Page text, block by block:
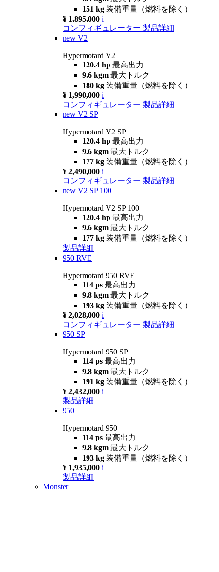
151 kg 装備重量（燃料を除く）
¥ 1,895,000 i
コンフィギュレーター 製品詳細
new V2
Hypermotard V2
120.4 hp 最高出力
9.6 kgm 最大トルク
180 kg 装備重量（燃料を除く）
¥ 1,990,000 i
コンフィギュレーター 製品詳細
new V2 SP
Hypermotard V2 SP
120.4 hp 最高出力
9.6 kgm 最大トルク
177 kg 装備重量（燃料を除く）
¥ 2,490,000 i
コンフィギュレーター 製品詳細
new V2 SP 100
Hypermotard V2 SP 100
120.4 hp 最高出力
9.6 kgm 最大トルク
177 kg 装備重量（燃料を除く）
製品詳細
950 RVE
Hypermotard 950 RVE
114 ps 最高出力
9.8 kgm 最大トルク
193 kg 装備重量（燃料を除く）
¥ 2,028,000 i
コンフィギュレーター 製品詳細
950 SP
Hypermotard 950 SP
114 ps 最高出力
9.8 kgm 最大トルク
191 kg 装備重量（燃料を除く）
¥ 2,432,000 i
製品詳細
950
Hypermotard 950
114 ps 最高出力
9.8 kgm 最大トルク
193 kg 装備重量（燃料を除く）
¥ 1,935,000 i
製品詳細
Monster